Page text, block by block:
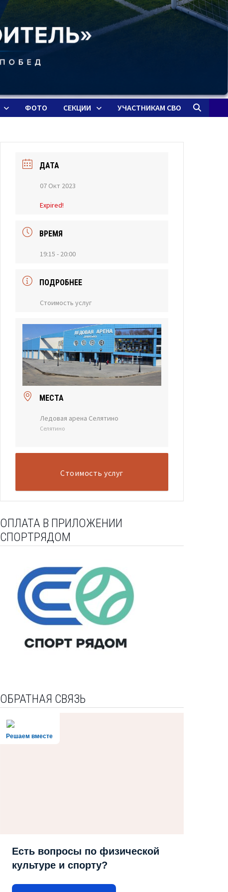
ФОТО СЕКЦИИ УЧАСТНИКАМ СВО
ДАТА
07 Окт 2023
Expired!
ВРЕМЯ
19:15 - 20:00
ПОДРОБНЕЕ
Стоимость услуг
МЕСТА
Ледовая арена Селятино
Селятино
Стоимость услуг
ОПЛАТА В ПРИЛОЖЕНИИ
СПОРТРЯДОМ
ОБРАТНАЯ СВЯЗЬ
Решаем вместе
Есть вопросы по физической
культуре и спорту?